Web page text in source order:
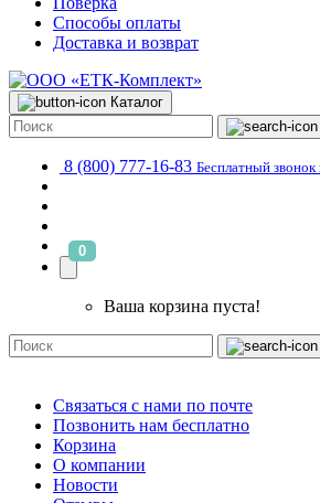
Способы оплаты
Доставка и возврат
Каталог
8 (800) 777-16-83 Бесплатный
0
Ваша корзина пуста!
Связаться с нами по почте
Позвонить нам бесплатно
Корзина
О компании
Новости